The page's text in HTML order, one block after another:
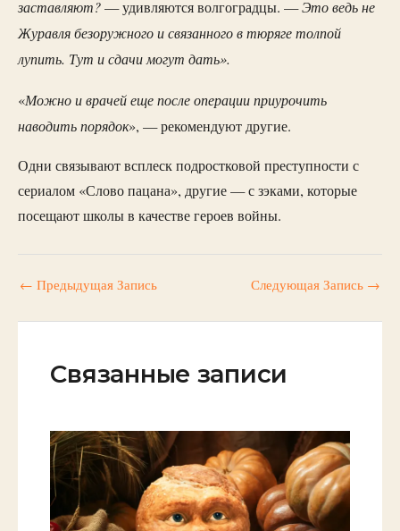
заставляют?— удивляются волгоградцы. —Это ведь не
Журавля безоружного и связанного в тюряге толпой
лупить. Тут и сдачи могут дать».
«Можно и врачей еще после операции приурочить
наводить порядок», — рекомендуют другие.
Одни связывают всплеск подростковой преступности с
сериалом «Слово пацана», другие — с зэками, которые
посещают школы в качестве героев войны.
← Предыдущая Запись Следующая Запись →
Связанные записи